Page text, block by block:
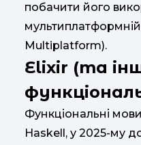
побачити його
Multiplatform).
Elixir (та
Функціональні
Haskell, у 2025-му